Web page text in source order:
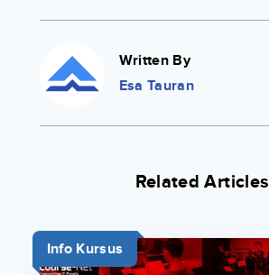
Written By
Esa Tauran
Related Articles
Info Kursus